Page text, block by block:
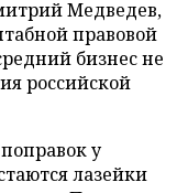
Медведев,
правовой
бизнес не
российской
у
лазейки